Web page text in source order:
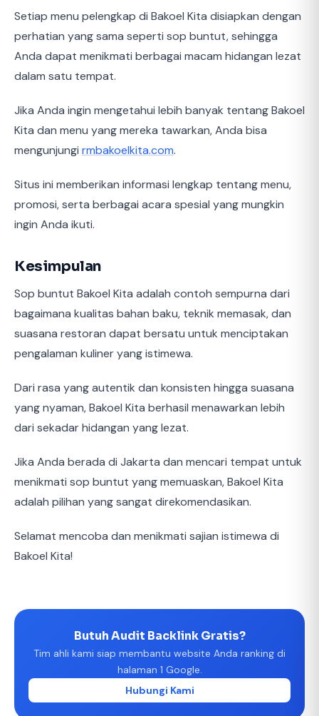
Setiap menu pelengkap di Bakoel Kita disiapkan dengan
perhatian yang sama seperti sop buntut, sehingga
Anda dapat menikmati berbagai macam hidangan lezat
dalam satu tempat.
Jika Anda ingin mengetahui lebih banyak tentang Bakoel
Kita dan menu yang mereka tawarkan, Anda bisa
mengunjungi rmbakoelkita.com.
Situs ini memberikan informasi lengkap tentang menu,
promosi, serta berbagai acara spesial yang mungkin
ingin Anda ikuti.
Kesimpulan
Sop buntut Bakoel Kita adalah contoh sempurna dari
bagaimana kualitas bahan baku, teknik memasak, dan
suasana restoran dapat bersatu untuk menciptakan
pengalaman kuliner yang istimewa.
Dari rasa yang autentik dan konsisten hingga suasana
yang nyaman, Bakoel Kita berhasil menawarkan lebih
dari sekadar hidangan yang lezat.
Jika Anda berada di Jakarta dan mencari tempat untuk
menikmati sop buntut yang memuaskan, Bakoel Kita
adalah pilihan yang sangat direkomendasikan.
Selamat mencoba dan menikmati sajian istimewa di
Bakoel Kita!
Butuh Audit Backlink Gratis?
Tim ahli kami siap membantu website Anda ranking di
halaman 1 Google.
Hubungi Kami